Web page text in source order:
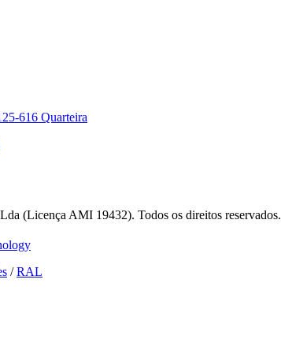
616 Quarteira
(Licença AMI 19432). Todos os direitos reservados.
/RAL